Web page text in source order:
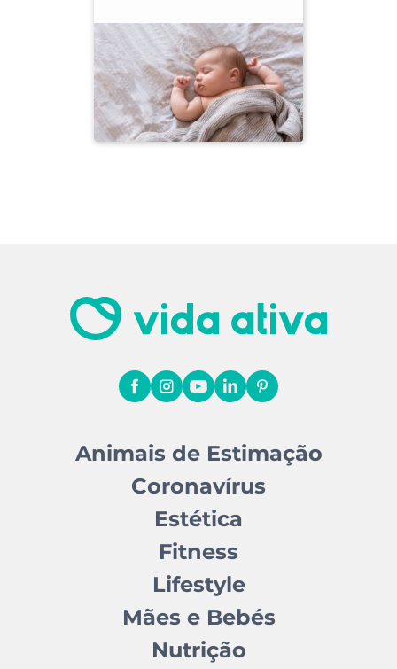
Animais de Estimação
Coronavírus
Estética
Fitness
Lifestyle
Mães e Bebés
Nutrição